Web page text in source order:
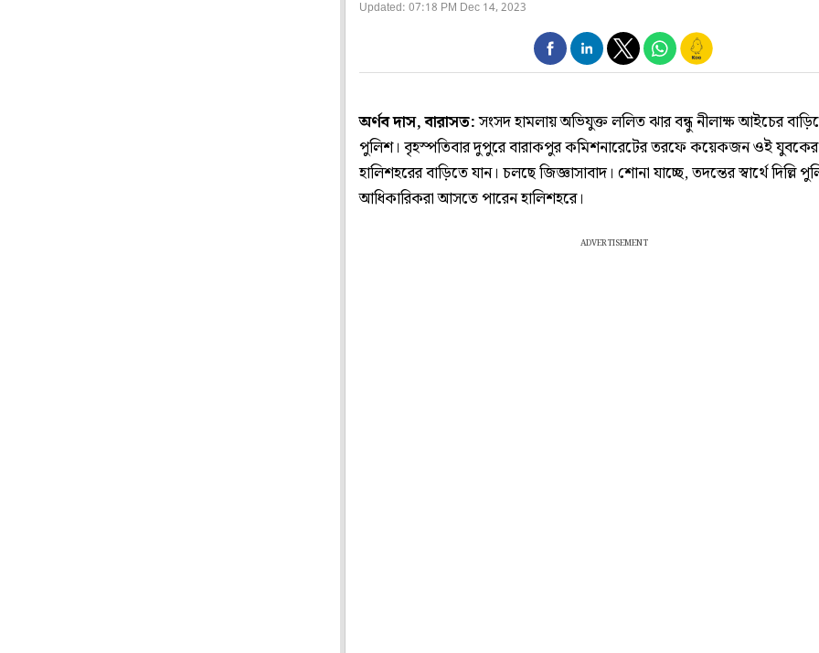
Updated: 07:18 PM Dec 14, 2023
অর্ণব দাস, বারাসত:সংসদ হামলায় অভিযুক্ত ললিত ঝার বন্ধু নীলাক্ষ আইচের
পুলিশ। বৃহস্পতিবার দুপুরে বারাকপুর কমিশনারেটের তরফে কয়েকজন ওই যুবকের
হালিশহরের বাড়িতে যান। চলছে জিজ্ঞাসাবাদ। শোনা যাচ্ছে, তদন্তের স্বার্থে দিল্লি
আধিকারিকরা আসতে পারেন হালিশহরে।
ADVERTISEMENT